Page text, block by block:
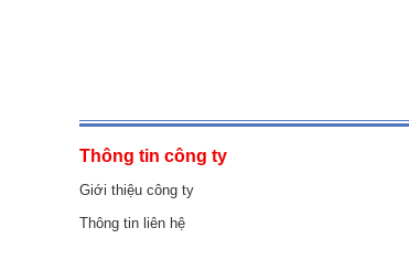
Thông tin công ty
Giới thiệu công ty
Thông tin liên hệ